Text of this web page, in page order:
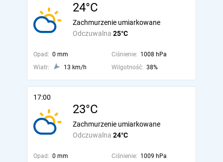
24°C
Odczuwalna 25°C
Zachmurzenie umiarkowane
Opad: 0 mm Ciśnienie: 1008 hPa
Wiatr:
13 km/h Wilgotność: 38%
17:00
23°C
Odczuwalna 24°C
Zachmurzenie umiarkowane
Opad: 0 mm Ciśnienie: 1009 hPa